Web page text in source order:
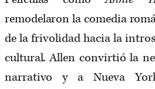
remodelaron la comedia
de la frivolidad hacia la
cultural. Allen convirtió la
narrativo y a Nueva